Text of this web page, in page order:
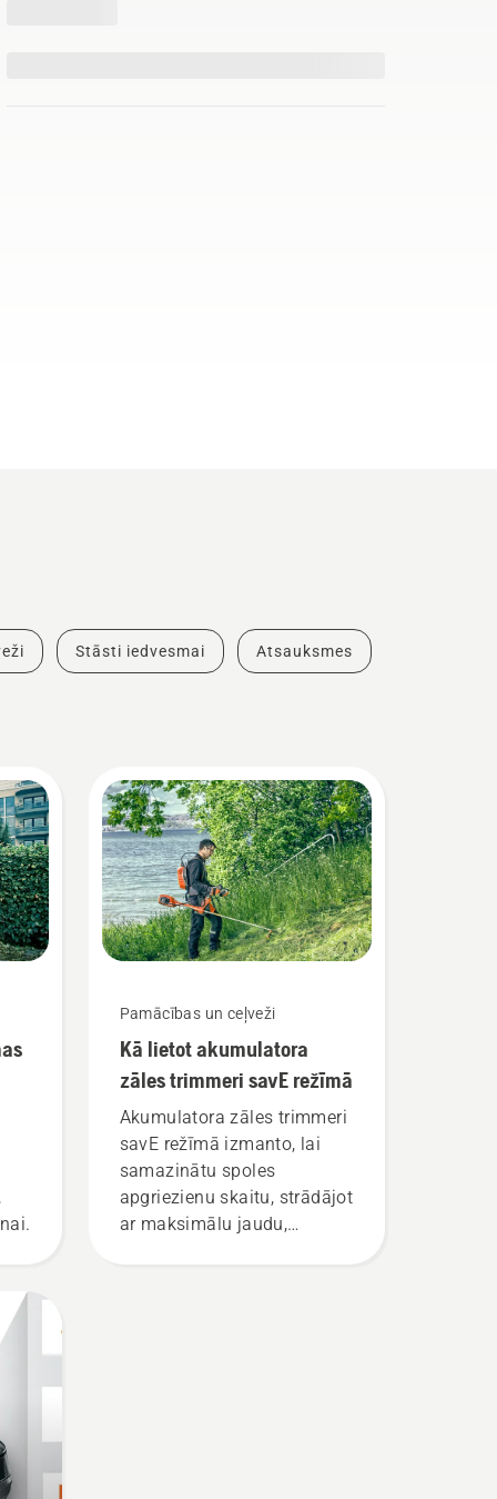
Stāsti iedvesmai Atsauksmes
Pamācības un ceļveži
Kā lietot akumulatora
zāles trimmeri savE režīmā
Akumulatora zāles trimmeri
savE režīmā izmanto, lai
samazinātu spoles
apgriezienu skaitu, strādājot
ar maksimālu jaudu,